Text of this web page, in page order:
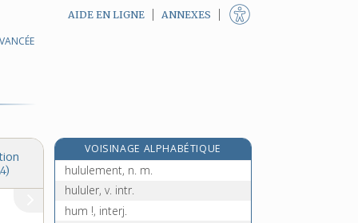
AIDE EN LIGNE ANNEXES
VOISINAGE ALPHABÉTIQUE
hulotte, n. f.
hululement, n. m.
hululer, v. intr.
hum !, interj.